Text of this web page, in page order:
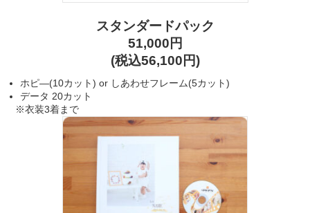
スタンダードパック
51,000円
(税込56,100円)
ホピ―(10カット) or しあわせフレーム(5カット)
データ 20カット
※衣装3着まで